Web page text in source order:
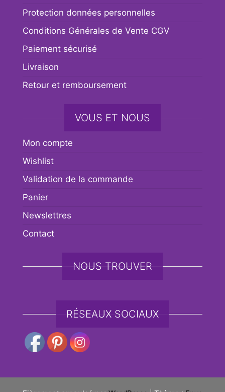
Protection données personnelles
Conditions Générales de Vente CGV
Paiement sécurisé
Livraison
Retour et remboursement
VOUS ET NOUS
Mon compte
Wishlist
Validation de la commande
Panier
Newslettres
Contact
NOUS TROUVER
RÉSEAUX SOCIAUX